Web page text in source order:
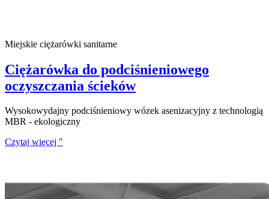
Miejskie ciężarówki sanitarne
Ciężarówka do podciśnieniowego
oczyszczania ścieków
Wysokowydajny podciśnieniowy wózek asenizacyjny z technologią
MBR - ekologiczny
Czytaj więcej "